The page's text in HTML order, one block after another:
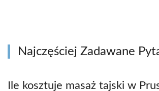
Najczęściej Zadawane
Ile kosztuje masaż tajski w